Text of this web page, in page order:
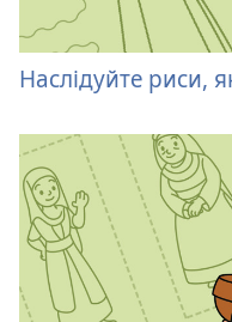
Наслідуйте риси,